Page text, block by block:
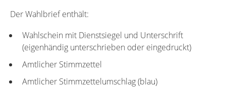
Der Wahlbrief enthält:
Wahlschein mit Dienstsiegel und Unterschrift
(eigenhändig unterschrieben oder eingedruckt)
Amtlicher Stimmzettel
Amtlicher Stimmzettelumschlag (blau)